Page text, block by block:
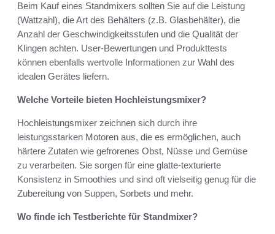
Beim Kauf eines Standmixers sollten Sie auf die Leistung
(Wattzahl), die Art des Behälters (z.B. Glasbehälter), die
Anzahl der Geschwindigkeitsstufen und die Qualität der
Klingen achten. User-Bewertungen und Produkttests
können ebenfalls wertvolle Informationen zur Wahl des
idealen Gerätes liefern.
Welche Vorteile bieten Hochleistungsmixer?
Hochleistungsmixer zeichnen sich durch ihre
leistungsstarken Motoren aus, die es ermöglichen, auch
härtere Zutaten wie gefrorenes Obst, Nüsse und Gemüse
zu verarbeiten. Sie sorgen für eine glatte-texturierte
Konsistenz in Smoothies und sind oft vielseitig genug für die
Zubereitung von Suppen, Sorbets und mehr.
Wo finde ich Testberichte für Standmixer?